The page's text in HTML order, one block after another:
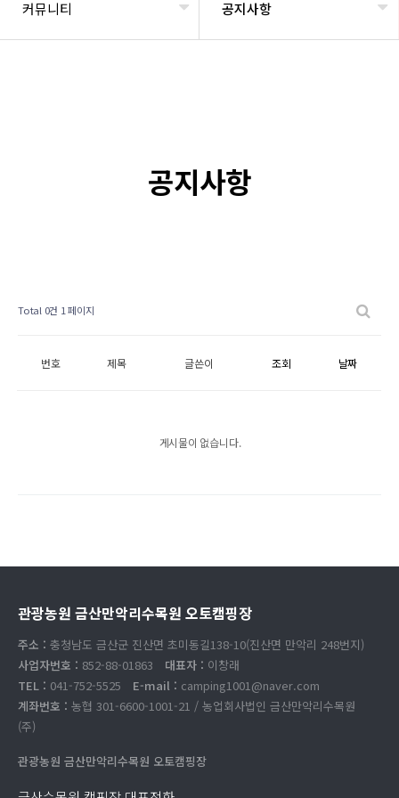
커뮤니티 공지사항
공지사항
Total 0건 1 페이지
번호 제목 글쓴이 조회 날짜
게시물이 없습니다.
관광농원 금산만악리수목원 오토캠핑장
주소 : 충청남도 금산군 진산면 초미동길138-10(진산면 만악리 248번지)
사업자번호 : 852-88-01863 대표자 : 이창래
TEL : 041-752-5525 E-mail : camping1001@naver.com
계좌번호 : 농협 301-6600-1001-21 / 농업회사법인 금산만악리수목원
(주)
관광농원 금산만악리수목원 오토캠핑장